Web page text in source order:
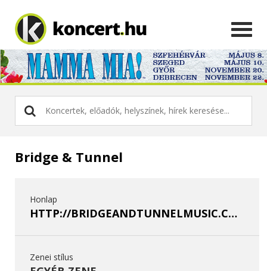
Bridge & Tunnel
Honlap
HTTP://BRIDGEANDTUNNELMUSIC.COM/
Zenei stílus